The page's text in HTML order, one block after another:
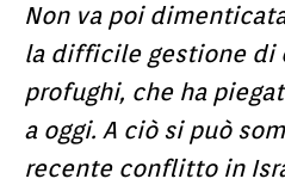
Non va poi
la difficile gestione di
profughi, che ha
a oggi. A ciò si può
recente conflitto in